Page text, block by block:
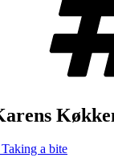
a bite